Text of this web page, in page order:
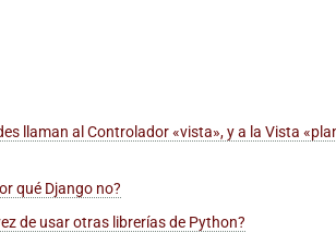
llaman al Controlador «vista», y a la Vista
qué Django no?
de usar otras librerías de Python?